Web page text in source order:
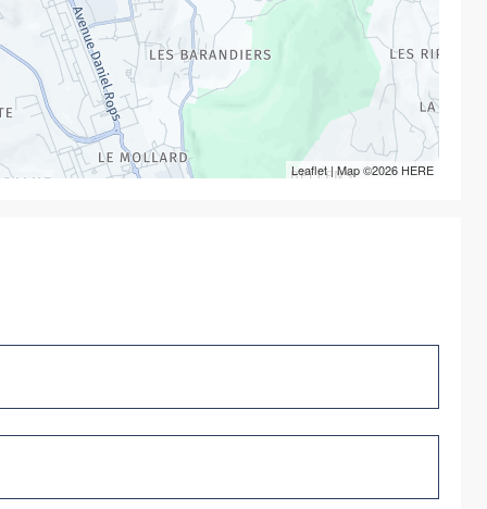
Leaflet| Map ©2026 HERE